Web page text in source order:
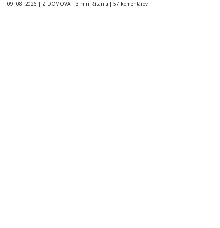
09. 08. 2026 | Z DOMOVA | 3 min. čítania | 57 komentárov